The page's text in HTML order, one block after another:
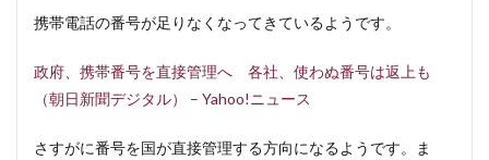
携帯電話の番号が足りなくなってきているようです。
政府、携帯番号を直接管理へ 各社、使わぬ番号は返上も
（朝日新聞デジタル） – Yahoo!ニュース
さすがに番号を国が直接管理する方向になるようです。ま